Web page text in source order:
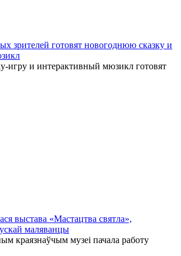
зрителей готовят новогоднюю сказку и
игру и интерактивный мюзикл готовят
выстава «Мастацтва святла»,
маляванцы
краязнаўчым музеі пачала работу